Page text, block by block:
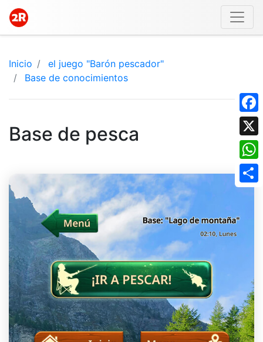
X
Inicio
el juego "Barón pescador"
Base de conocimientos
Base de pesca